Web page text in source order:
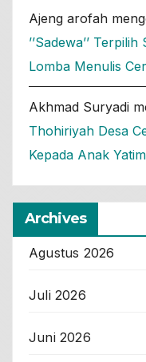
Ajeng arofah
’’Sadewa’’
Lomba Menulis
Akhmad Suryadi
Thohiriyah Desa
Kepada Anak Yatim
Archives
Agustus 2026
Juli 2026
Juni 2026